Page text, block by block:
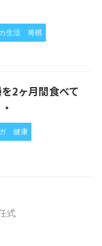
生活 将棋
2ヶ月間食べて
健康
式